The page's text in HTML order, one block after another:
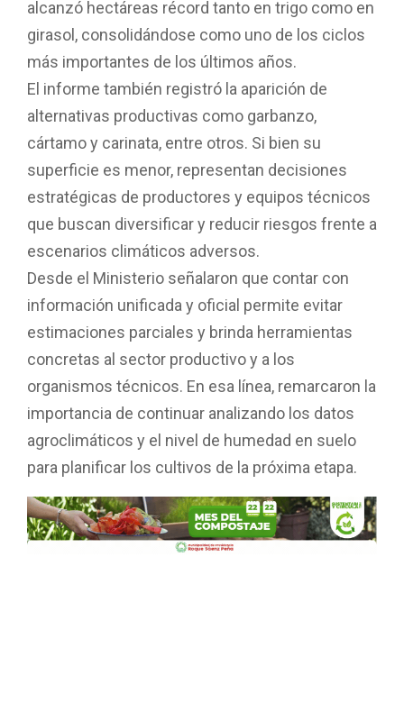
alcanzó hectáreas récord tanto en trigo como en
girasol, consolidándose como uno de los ciclos
más importantes de los últimos años.
El informe también registró la aparición de
alternativas productivas como garbanzo,
cártamo y carinata, entre otros. Si bien su
superficie es menor, representan decisiones
estratégicas de productores y equipos técnicos
que buscan diversificar y reducir riesgos frente a
escenarios climáticos adversos.
Desde el Ministerio señalaron que contar con
información unificada y oficial permite evitar
estimaciones parciales y brinda herramientas
concretas al sector productivo y a los
organismos técnicos. En esa línea, remarcaron la
importancia de continuar analizando los datos
agroclimáticos y el nivel de humedad en suelo
para planificar los cultivos de la próxima etapa.